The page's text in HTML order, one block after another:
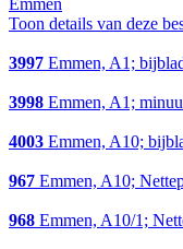
Emmen
Toon details van deze
3997 Emmen, A1;
3998 Emmen, A1;
4003 Emmen, A10;
967 Emmen, A10;
968 Emmen, A10/1;